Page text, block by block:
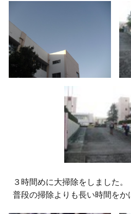
３時間めに大掃除をしました。
普段の掃除よりも長い時間をか